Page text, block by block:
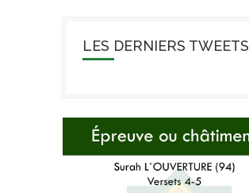
LES DERNIERS TWEETS